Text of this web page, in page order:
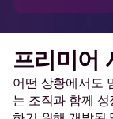
프리미어
어떤 상황에서도
는 조직과 함께